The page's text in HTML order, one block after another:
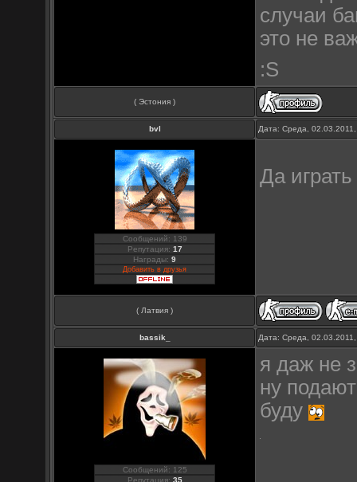
случаи
это не
:S
( Эстония )
bvl Дата: Среда,
Сообщений: 139
Репутация: 17
Награды:9
Добавить в друзья
Да
( Латвия )
bassik_ Дата: Среда,
Сообщений: 125
я даж не
ну
буду